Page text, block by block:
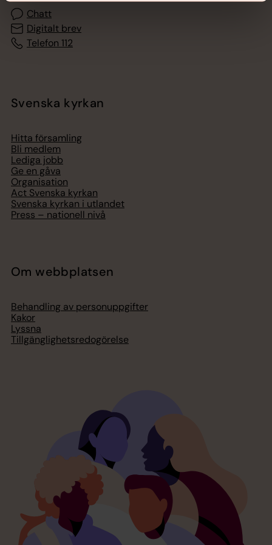
Chatt
Digitalt brev
Telefon 112
Svenska kyrkan
Hitta församling
Bli medlem
Lediga jobb
Ge en gåva
Organisation
Act Svenska kyrkan
Svenska kyrkan i utlandet
Press – nationell nivå
Om webbplatsen
Behandling av personuppgifter
Kakor
Lyssna
Tillgänglighetsredogörelse